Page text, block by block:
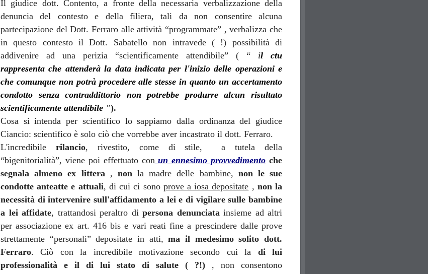
Il giudice dott. Contento, a fronte della necessaria verbalizzazione della
denuncia del contesto e della filiera, tali da non consentire alcuna
partecipazione del Dott. Ferraro alle attività “programmate” , verbalizza che
in questo contesto il Dott. Sabatello non intravede ( !) possibilità di
addivenire ad una perizia “scientificamente attendibile” ( “ il ctu
rappresenta che attenderà la data indicata per l'inizio delle operazioni e
che comunque non potrà procedere alle stesse in quanto un accertamento
condotto senza contraddittorio non potrebbe produrre alcun risultato
scientificamente attendibile ").
Cosa si intenda per scientifico lo sappiamo dalla ordinanza del giudice
Ciancio: scientifico è solo ciò che vorrebbe aver incastrato il dott. Ferraro.
L'incredibile rilancio, rivestito, come di stile, a tutela della
“bigenitorialità”, viene poi effettuato con un ennesimo provvedimento che
segnala almeno ex littera , non la madre delle bambine, non le sue
condotte anteatte e attuali, di cui ci sono prove a iosa depositate , non la
necessità di intervenire sull'affidamento a lei e di vigilare sulle bambine
a lei affidate, trattandosi peraltro di persona denunciata insieme ad altri
per associazione ex art. 416 bis e vari reati fine a prescindere dalle prove
strettamente “personali” depositate in atti,ma il medesimo solito dott.
Ferraro. Ciò con la incredibile motivazione secondo cui la di lui
professionalità e il di lui
stato di salute ( ?!) , non consentono